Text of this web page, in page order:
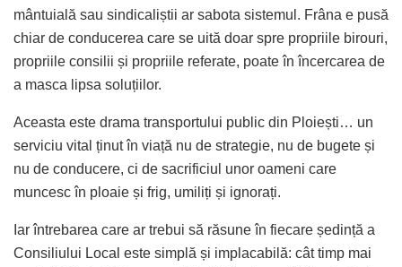
mântuială sau sindicaliștii ar sabota sistemul. Frâna e pusă
chiar de conducerea care se uită doar spre propriile birouri,
propriile consilii și propriile referate, poate în încercarea de
a masca lipsa soluțiilor.
Aceasta este drama transportului public din Ploiești… un
serviciu vital ținut în viață nu de strategie, nu de bugete și
nu de conducere, ci de sacrificiul unor oameni care
muncesc în ploaie și frig, umiliți și ignorați.
Iar întrebarea care ar trebui să răsune în fiecare ședință a
Consiliului Local este simplă și implacabilă: cât timp mai